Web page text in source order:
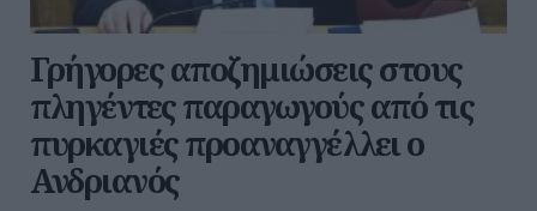
Γρήγορες αποζημιώσεις στους
πληγέντες παραγωγούς από τις
πυρκαγιές προαναγγέλλει ο
Ανδριανός